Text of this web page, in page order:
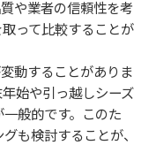
や業者の信頼性を考
って比較することが
動することがありま
始や引っ越しシーズ
般的です。このた
も検討することが、